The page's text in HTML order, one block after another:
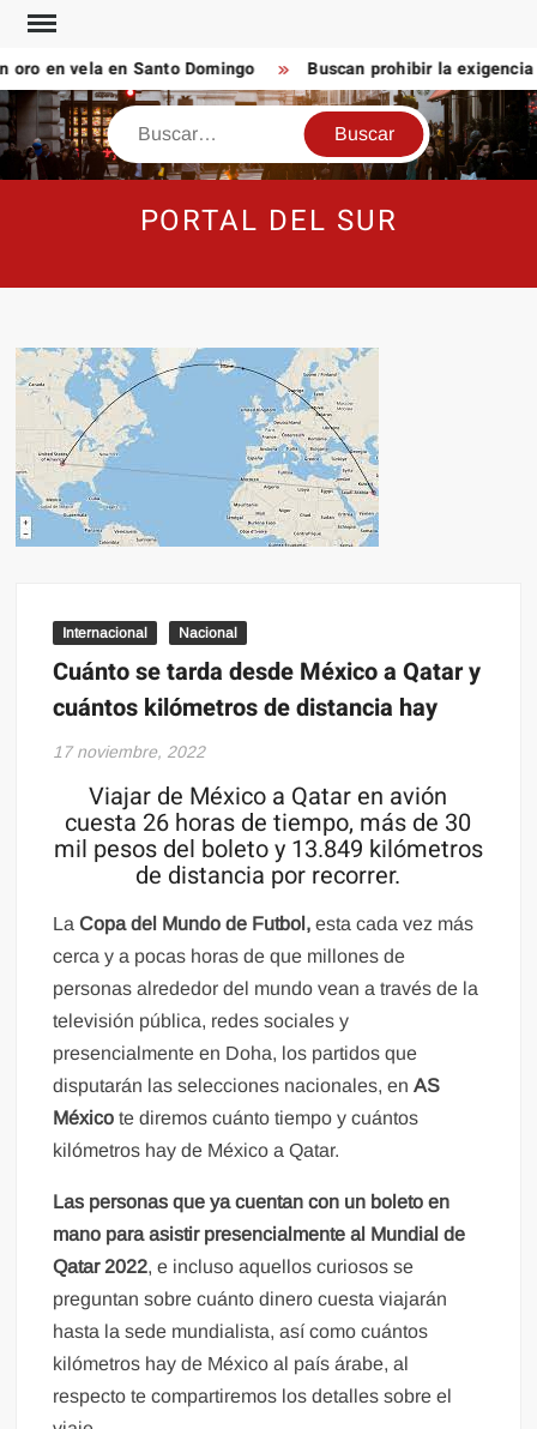
Saltar
contenido
en vela en Santo Domingo Buscan prohibir la exigencia
Buscar
PORTAL DEL SUR
Internacional Nacional
Cuánto se tarda desde México a Qatar y
cuántos kilómetros de distancia hay
17 noviembre, 2022
Viajar de México a Qatar en avión
cuesta 26 horas de tiempo, más de 30
mil pesos del boleto y 13.849 kilómetros
de distancia por recorrer.
LaCopa del Mundo de Futbol, esta cada vez más
cerca y a pocas horas de que millones de
personas alrededor del mundo vean a través de la
televisión pública, redes sociales y
presencialmente en Doha, los partidos que
disputarán las selecciones nacionales, enAS
México te diremos cuánto tiempo y cuántos
kilómetros hay de México a Qatar.
Las personas que ya cuentan con un boleto en
mano para asistir presencialmente al Mundial de
Qatar 2022, e incluso aquellos curiosos se
preguntan sobre cuánto dinero cuesta viajarán
hasta la sede mundialista, así como cuántos
kilómetros hay de México al país árabe, al
respecto te compartiremos los detalles sobre el